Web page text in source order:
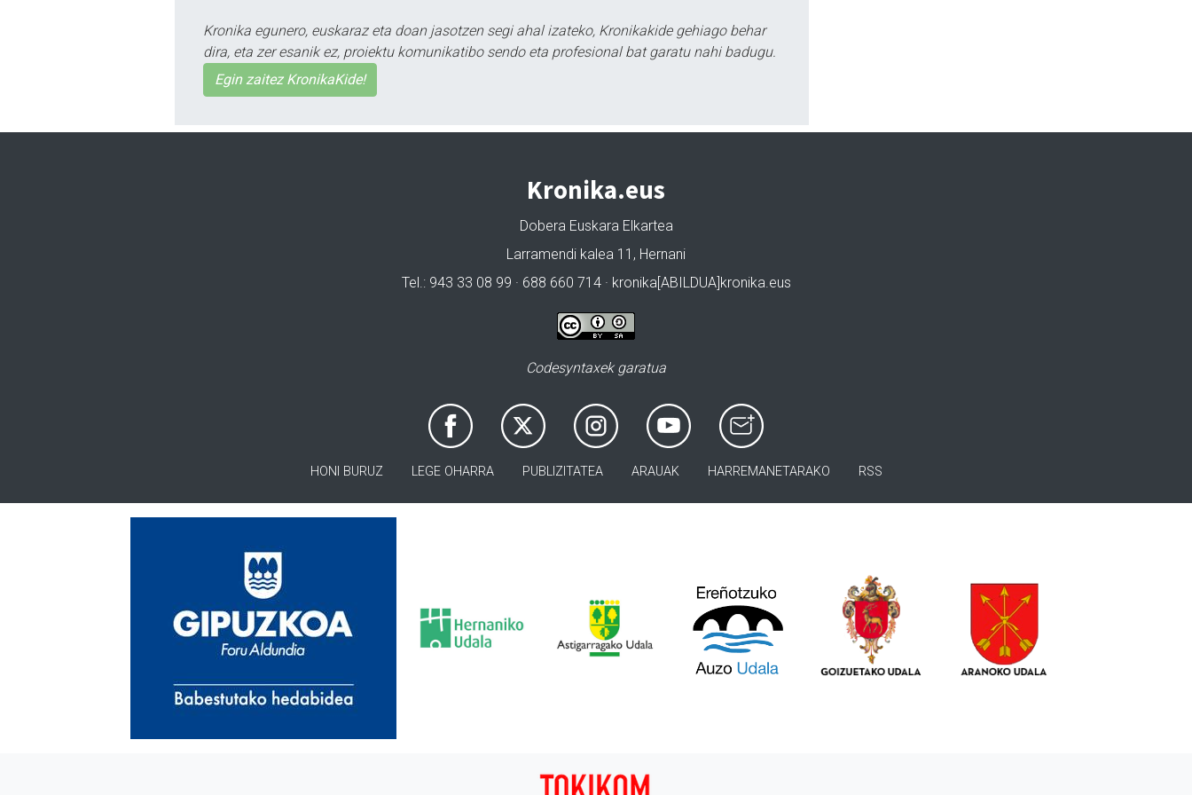
Kronika egunero, euskaraz eta doan jasotzen segi ahal izateko, Kronikakide gehiago behar
dira, eta zer esanik ez, proiektu komunikatibo sendo eta profesional bat garatu nahi badugu.
Egin zaitez KronikaKide!
Kronika.eus
Dobera Euskara Elkartea
Larramendi kalea 11, Hernani
Tel.: 943 33 08 99 · 688 660 714 · kronika[ABILDUA]kronika.eus
Codesyntaxek garatua
HONI BURUZ LEGE OHARRA PUBLIZITATEA ARAUAK HARREMANETARAKO RSS